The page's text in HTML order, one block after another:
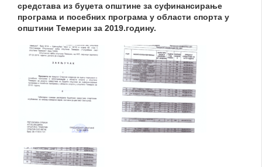
средстава из буџета општине за суфинансирање
програма и посебних програма у области спорта у
општини Темерин за 2019.годину.